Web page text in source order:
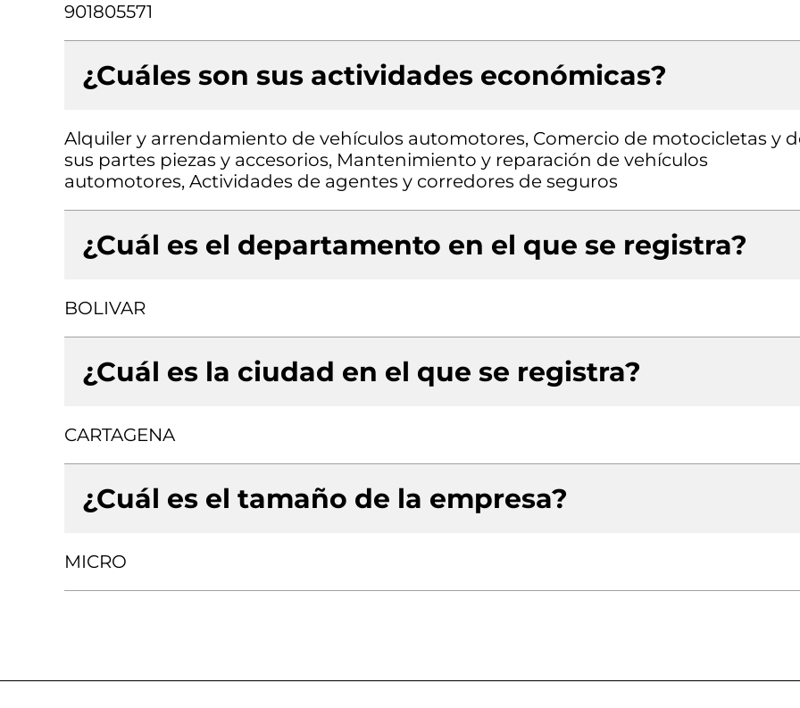
901805571
¿Cuáles son sus actividades económicas?
Alquiler y arrendamiento de vehículos automotores, Comercio de motocicletas y
sus partes piezas y accesorios, Mantenimiento y reparación de vehículos
automotores, Actividades de agentes y corredores de seguros
¿Cuál es el departamento en el que se registra?
BOLIVAR
¿Cuál es la ciudad en el que se registra?
CARTAGENA
¿Cuál es el tamaño de la empresa?
MICRO